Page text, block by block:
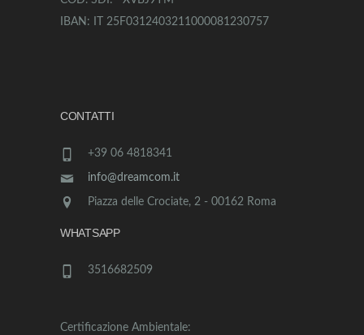
IBAN: IT 25F0312403211000081230757
CONTATTI
+39 06 4818341
info@dreamcom.it
Piazza delle Crociate, 2 - 00162 Roma
WHATSAPP
3516682509
Certificazione Ambientale: